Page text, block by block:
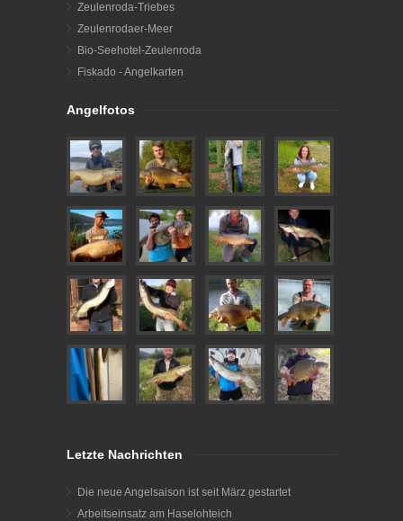
Zeulenroda-Triebes
Zeulenrodaer-Meer
Bio-Seehotel-Zeulenroda
Fiskado - Angelkarten
Angelfotos
Letzte Nachrichten
Die neue Angelsaison ist seit März gestartet
Arbeitseinsatz am Haselohteich